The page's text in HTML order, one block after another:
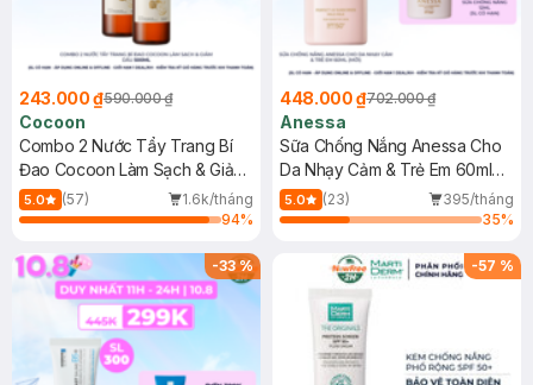
243.000 ₫590.000 ₫
Cocoon
Combo 2 Nước Tẩy Trang Bí
Đao Cocoon Làm Sạch & Giảm
Dầu 500ml
5.0 (57)
1.6k/tháng
94%
448.000 ₫702.000 ₫
Anessa
Sữa Chống Nắng Anessa Cho
Da Nhạy Cảm & Trẻ Em 60ml
(Mới)
5.0 (23)
395/tháng
35%
-33% -57 %